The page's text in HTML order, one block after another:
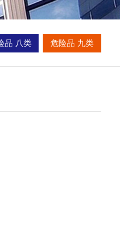
品 八类 危险品 九类